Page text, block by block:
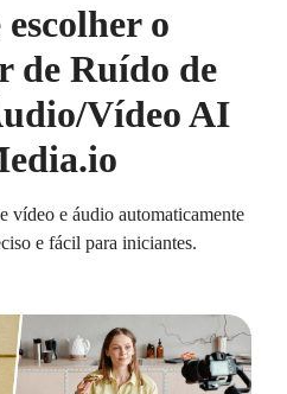
o
de Ruído de
Vídeo AI
vídeo e áudio automaticamente
e fácil para iniciantes.